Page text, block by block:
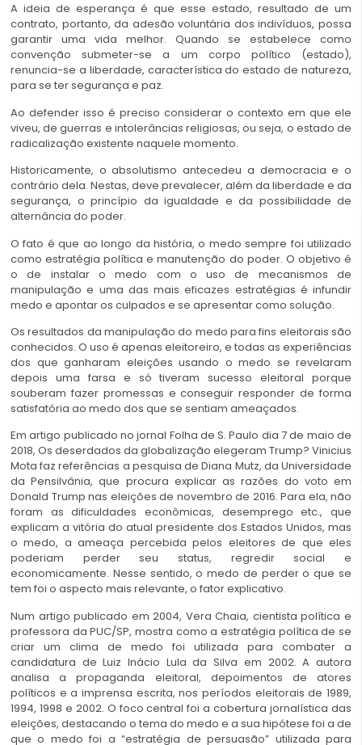
A ideia de esperança é que esse estado, resultado de um
contrato, portanto, da adesão voluntária dos indivíduos, possa
garantir uma vida melhor. Quando se estabelece como
convenção submeter-se a um corpo político (estado),
renuncia-se a liberdade, característica do estado de natureza,
para se ter segurança e paz.
Ao defender isso é preciso considerar o contexto em que ele
viveu, de guerras e intolerâncias religiosas, ou seja, o estado de
radicalização existente naquele momento.
Historicamente, o absolutismo antecedeu a democracia e o
contrário dela. Nestas, deve prevalecer, além da liberdade e da
segurança, o princípio da igualdade e da possibilidade de
alternância do poder.
O fato é que ao longo da história, o medo sempre foi utilizado
como estratégia política e manutenção do poder. O objetivo é
o de instalar o medo com o uso de mecanismos de
manipulação e uma das mais eficazes estratégias é infundir
medo e apontar os culpados e se apresentar como solução.
Os resultados da manipulação do medo para fins eleitorais são
conhecidos. O uso é apenas eleitoreiro, e todas as experiências
dos que ganharam eleições usando o medo se revelaram
depois uma farsa e só tiveram sucesso eleitoral porque
souberam fazer promessas e conseguir responder de forma
satisfatória ao medo dos que se sentiam ameaçados.
Em artigo publicado no jornal Folha de S. Paulo dia 7 de maio de
2018, Os deserdados da globalização elegeram Trump? Vinicius
Mota faz referências a pesquisa de Diana Mutz, da Universidade
da Pensilvânia, que procura explicar as razões do voto em
Donald Trump nas eleições de novembro de 2016. Para ela, não
foram as dificuldades econômicas, desemprego etc., que
explicam a vitória do atual presidente dos Estados Unidos, mas
o medo, a ameaça percebida pelos eleitores de que eles
poderiam perder seu status, regredir social e
economicamente. Nesse sentido, o medo de perder o que se
tem foi o aspecto mais relevante, o fator explicativo.
Num artigo publicado em 2004, Vera Chaia, cientista política e
professora da PUC/SP, mostra como a estratégia política de se
criar um clima de medo foi utilizada para combater a
candidatura de Luiz Inácio Lula da Silva em 2002. A autora
analisa a propaganda eleitoral, depoimentos de atores
políticos e a imprensa escrita, nos períodos eleitorais de 1989,
1994, 1998 e 2002. O foco central foi a cobertura jornalística das
eleições, destacando o tema do medo e a sua hipótese foi a de
que o medo foi a “estratégia de persuasão” utilizada para